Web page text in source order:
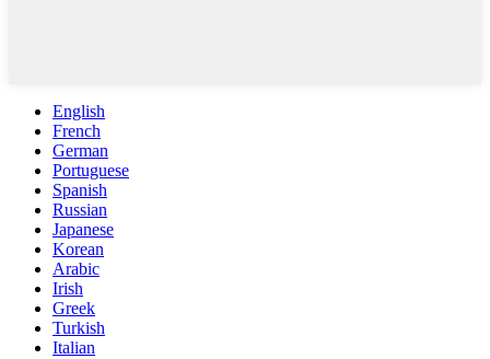
English
French
German
Portuguese
Spanish
Russian
Japanese
Korean
Arabic
Irish
Greek
Turkish
Italian